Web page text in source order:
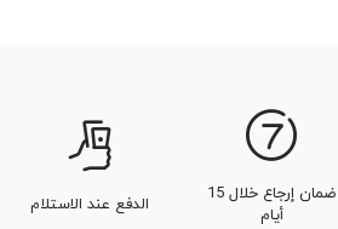
ضمان إرجاع خلال 15
أيام
الدفع عند الاستلام